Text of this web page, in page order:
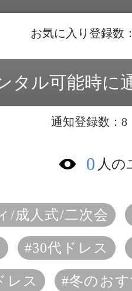
お気に入り登録数
タル可能時に
通知登録数：8
0 人の
/成人式/二次会
#30代ドレス
レス #冬のお